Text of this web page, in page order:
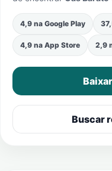
4,9 na Google Play
4,9 na App Store 2,9
Buscar